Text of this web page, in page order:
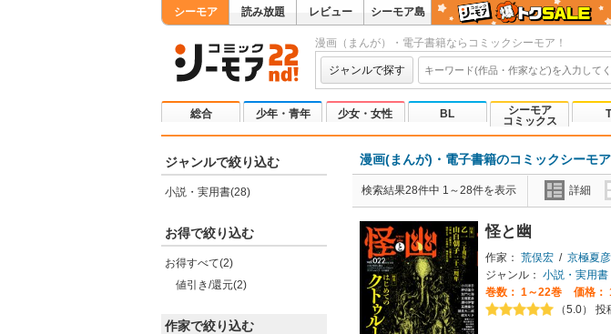
シーモア 読み放題 レビュー シーモア島
漫画（まんが）・電子書籍ならコミックシーモア！
ジャンルで探す
総合 少年・青年 少女・女性 BL
シーモア
コミックス
ジャンルで絞り込む
小説・実用書(28)
お得で絞り込む
お得すべて(2)
値引き/還元(2)
作家で絞り込む
漫画(まんが)・電子書籍のコミックシーモ
検索結果28件中 1～28件を表示 詳細
怪と幽
作家： 荒俣宏 / 京極夏彦
ジャンル： 小説・実用書
巻数： 1～22巻
価格：
（5.0）